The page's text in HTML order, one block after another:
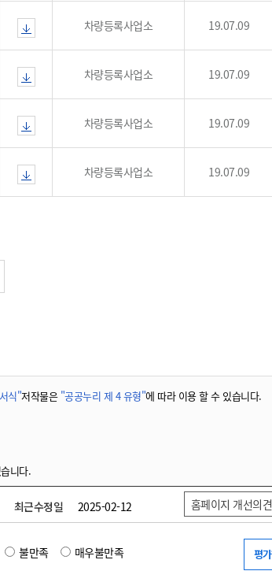
금 지원사업
농기계 종합보험
군산상품 가이드북 차량등록사업소 19.07.09
차량등록사업소 19.07.09
차량등록사업소 19.07.09
차량등록사업소 19.07.09
식"저작물은 "공공누리 제 4 유형"에 따라 이용 할 수 있습니다.
니다.
최근수정일 2025-02-12 홈페이지 개선의견
불만족 매우불만족